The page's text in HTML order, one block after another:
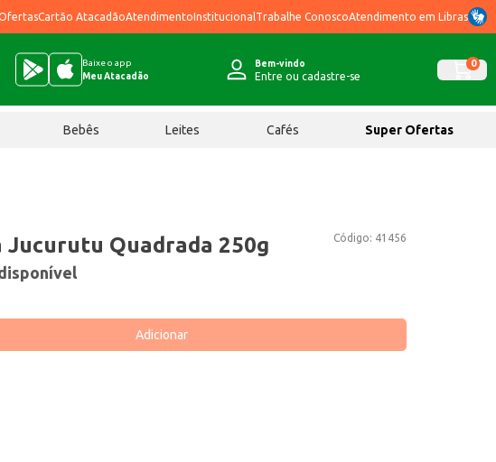
Cartão AtacadãoAtendimentoInstitucional Trabalhe ConoscoAtendimento em Libras
Baixe o app
Meu Atacadão
Bem-vindo
Entre ou cadastre-se
0
Bebês Leites Cafés Super Ofertas
Código: 41456
Jucurutu Quadrada 250g
Adicionar